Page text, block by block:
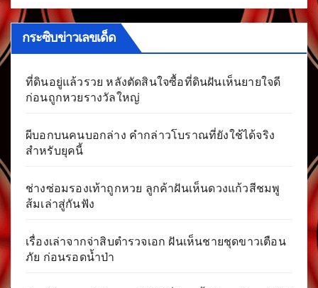
กระซิบข่าวเลขเด็ด
ที่ดินอยู่แล้วรวย หลังตัดสินใจซื้อที่ดินฝันเห็นยายใจดี
ก่อนถูกหวยรางวัลใหญ่
ผีบอกบนคนบอกล่าง คำกล่าวโบราณที่ยังใช้ได้จริง
สำหรับยุคนี้
ช่างซ่อมรองเท้าถูกหวย ลูกค้าฝันเห็นดวงแก้วสีชมพู
ส้มเล่าสู่กันฟัง
เรื่องเล่าจากจ่าสิบตำรวจเอก ฝันเห็นชายชุดขาวเตือน
ภัย ก่อนรอดน้ำป่า